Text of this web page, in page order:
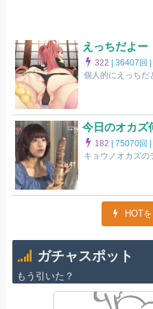
えっちだよー
322 |36407回
個人的にえっちだ
今日のオカズ
182 |75070回
キョウノオカズの
HOT
ガチャスポット
もう引いた？